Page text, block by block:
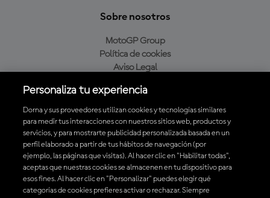
Sobre nosotros
MotoGP Group
Política de cookies
Aviso Legal
Política de compra
Descarga la aplicación oficial de MotoGP™
Personaliza tu experiencia
Dorna y sus proveedores utilizan cookies y tecnologías similares
para medir tus interacciones con nuestros sitios web, productos y
servicios, y para mostrarte publicidad personalizada basada en un
perfil elaborado a partir de tus hábitos de navegación (por
ejemplo, las páginas que visitas). Al hacer clic en "Habilitar todas",
aceptas que nuestras cookies se almacenen en tu dispositivo para
esos fines. Al hacer clic en "Personalizar" puedes elegir qué
categorías de cookies prefieres activar o rechazar. Siempre